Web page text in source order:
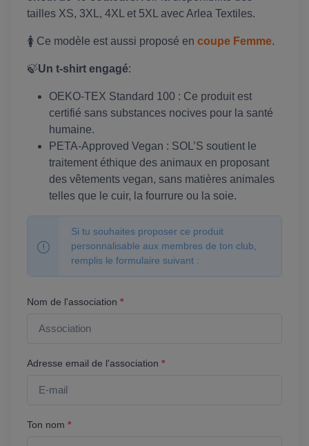
tailles XS, 3XL, 4XL et 5XL avec Arlea Textiles.
🚺 Ce modèle est aussi proposé en coupe Femme.
🍃Un t-shirt engagé:
OEKO-TEX Standard 100 : Ce produit est
certifié sans substances nocives pour la santé
humaine.
PETA-Approved Vegan : SOL’S soutient le
traitement éthique des animaux en proposant
des vêtements vegan, sans matières animales
telles que le cuir, la fourrure ou la soie.
Si tu souhaites proposer ce produit
personnalisable aux membres de ton club,
remplis le formulaire suivant :
Nom de l'association *
Adresse email de l'association *
Ton nom *